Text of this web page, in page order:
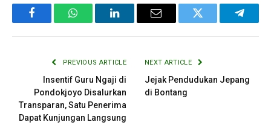
FacebookWhatsAppLinkedInEmail Twitter
PREVIOUS ARTICLE
Insentif Guru Ngaji di
Pondokjoyo Disalurkan
Transparan, Satu Penerima
Dapat Kunjungan Langsung
NEXT ARTICLE
Jejak Pendudukan Jepang
di Bontang